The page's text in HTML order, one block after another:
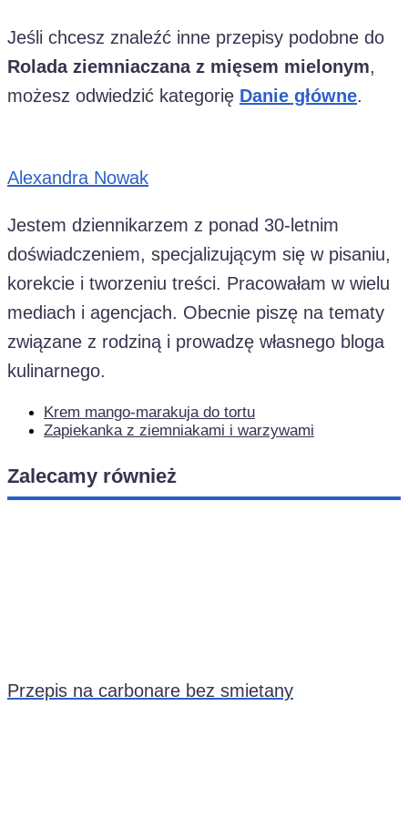
Jeśli chcesz znaleźć inne przepisy podobne do
Rolada ziemniaczana z mięsem mielonym,
możesz odwiedzić kategorię Danie główne.
Alexandra Nowak
Jestem dziennikarzem z ponad 30-letnim
doświadczeniem, specjalizującym się w pisaniu,
korekcie i tworzeniu treści. Pracowałam w wielu
mediach i agencjach. Obecnie piszę na tematy
związane z rodziną i prowadzę własnego bloga
kulinarnego.
Krem mango-marakuja do tortu
Zapiekanka z ziemniakami i warzywami
Zalecamy również
Przepis na carbonare bez smietany